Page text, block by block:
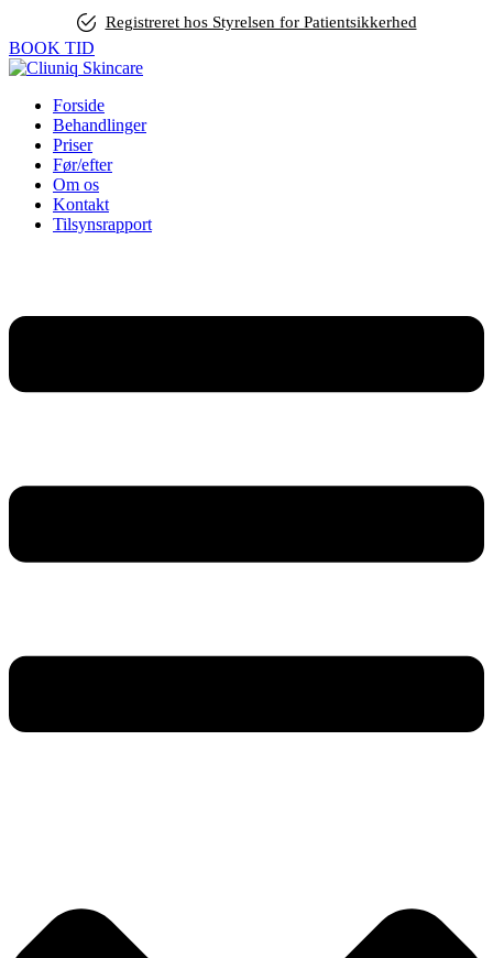
Registreret hos Styrelsen for Patientsikkerhed
BOOK TID
Forside
Behandlinger
Priser
Før/efter
Om os
Kontakt
Tilsynsrapport